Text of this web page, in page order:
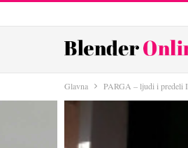
Glavna PARGA – ljudi i predeli I